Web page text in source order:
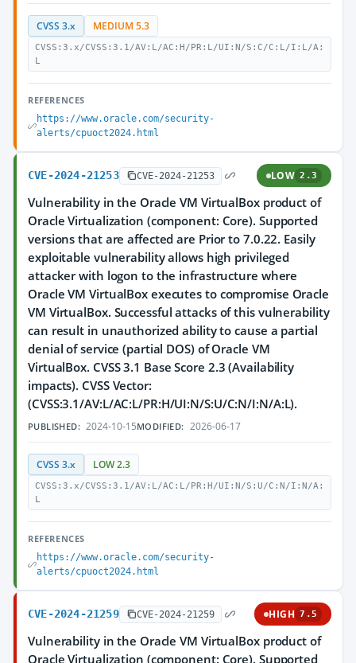
CVSS 3.x MEDIUM 5.3
CVSS:3.x/CVSS:3.1/AV:L/AC:H/PR:L/UI:N/S:C/C:L/I:L/A:
L
REFERENCES
https://www.oracle.com/security-
alerts/cpuoct2024.html
CVE-2024-21253 CVE-2024-21253 LOW 2.3
Vulnerability in the Oracle VM VirtualBox product of
Oracle Virtualization (component: Core). Supported
versions that are affected are Prior to 7.0.22. Easily
exploitable vulnerability allows high privileged
attacker with logon to the infrastructure where
Oracle VM VirtualBox executes to compromise Oracle
VM VirtualBox. Successful attacks of this vulnerability
can result in unauthorized ability to cause a partial
denial of service (partial DOS) of Oracle VM
VirtualBox. CVSS 3.1 Base Score 2.3 (Availability
impacts). CVSS Vector:
(CVSS:3.1/AV:L/AC:L/PR:H/UI:N/S:U/C:N/I:N/A:L).
PUBLISHED: 2024-10-15MODIFIED: 2026-06-17
CVSS 3.x LOW 2.3
CVSS:3.x/CVSS:3.1/AV:L/AC:L/PR:H/UI:N/S:U/C:N/I:N/A:
L
REFERENCES
https://www.oracle.com/security-
alerts/cpuoct2024.html
CVE-2024-21259 CVE-2024-21259 HIGH 7.5
Vulnerability in the Oracle VM VirtualBox product of
Oracle Virtualization (component: Core). Supported